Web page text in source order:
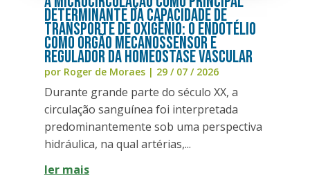
Determinante da Capacidade de
Transporte de Oxigênio: o Endotélio
como Órgão Mecanossensor e
Regulador da Homeostase Vascular
por Roger de Moraes| 29 / 07 / 2026
Durante grande parte do século XX, a
circulação sanguínea foi interpretada
predominantemente sob uma perspectiva
hidráulica, na qual artérias,...
ler mais